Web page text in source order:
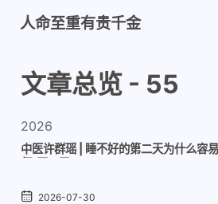
人命至重有贵千金
文章总览 - 55
2026
中医许群瑶 | 睡不好的第二天为什么容
2026-07-30